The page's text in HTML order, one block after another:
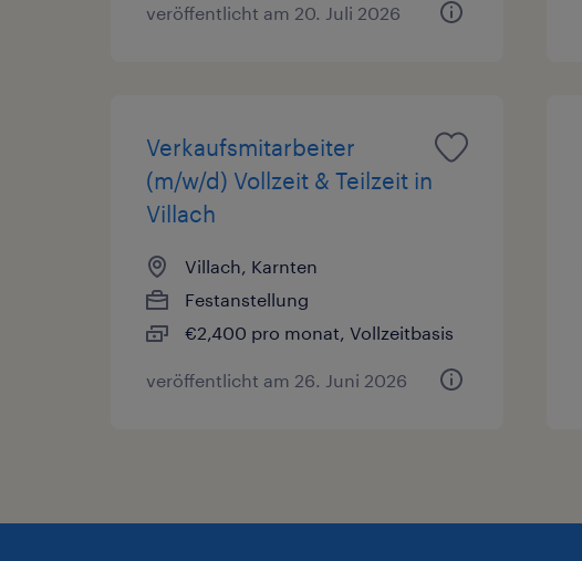
veröffentlicht am 20. Juli 2026
Verkaufsmitarbeiter
(m/w/d) Vollzeit & Teilzeit in
Villach
Villach, Karnten
Festanstellung
€2,400 pro monat, Vollzeitbasis
veröffentlicht am 26. Juni 2026